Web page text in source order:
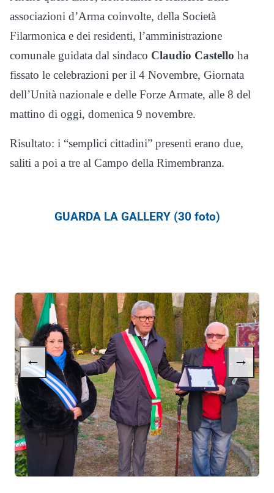
associazioni d’Arma coinvolte, della Società
Filarmonica e dei residenti, l’amministrazione
comunale guidata dal sindaco Claudio Castello ha
fissato le celebrazioni per il 4 Novembre, Giornata
dell’Unità nazionale e delle Forze Armate, alle 8 del
mattino di oggi, domenica 9 novembre.
Risultato: i “semplici cittadini” presenti erano due,
saliti a poi a tre al Campo della Rimembranza.
GUARDA LA GALLERY (30 foto)
← →